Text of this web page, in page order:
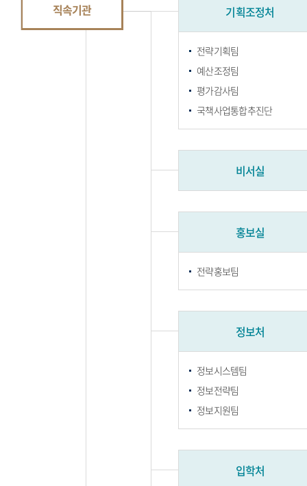
직속기관 기획조정처
전략기획팀
예산조정팀
평가감사팀
국책사업통합추진단
비서실
홍보실
전략홍보팀
정보처
정보시스템팀
정보전략팀
정보지원팀
입학처